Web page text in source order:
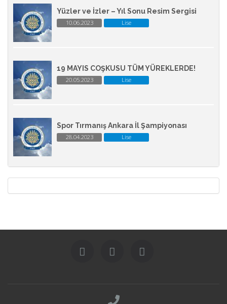
Yüzler ve İzler – Yıl Sonu Resim Sergisi
10.06.2023 Lise
19 MAYIS COŞKUSU TÜM YÜREKLERDE!
20.05.2023 Lise
Spor Tırmanış Ankara İl Şampiyonası
28.04.2023 Lise